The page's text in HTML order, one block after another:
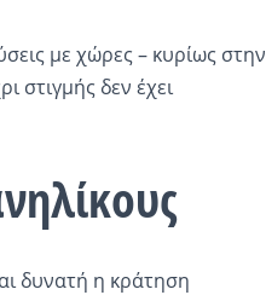
με χώρες – κυρίως στην
στιγμής δεν έχει
δυνατή η κράτηση